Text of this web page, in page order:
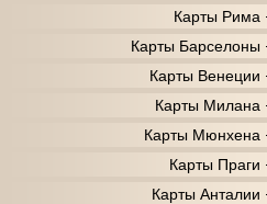
Карты Рима
Карты Барселоны
Карты Венеции
Карты Милана
Карты Мюнхена
Карты Праги
Карты Анталии